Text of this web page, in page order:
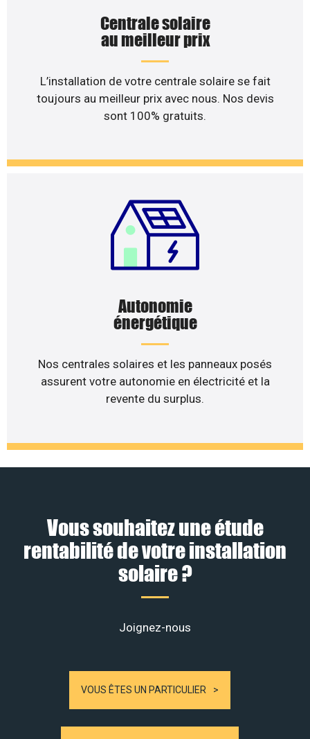
Centrale solaire
au meilleur prix
L’installation de votre centrale solaire se fait
toujours au meilleur prix avec nous. Nos devis
sont 100% gratuits.
Autonomie
énergétique
Nos centrales solaires et les panneaux posés
assurent votre autonomie en électricité et la
revente du surplus.
Vous souhaitez une étude
rentabilité de votre installation
solaire ?
Joignez-nous
VOUS ÊTES UN PARTICULIER